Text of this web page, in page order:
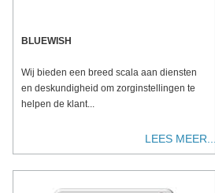
BLUEWISH
Wij bieden een breed scala aan diensten
en deskundigheid om zorginstellingen te
helpen de klant...
LEES MEER...